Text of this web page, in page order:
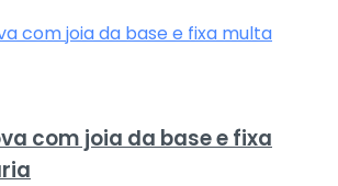
com joia da base e fixa